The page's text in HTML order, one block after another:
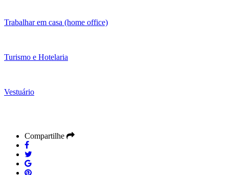
Trabalhar em casa (home office)
Turismo e Hotelaria
Vestuário
Compartilhe